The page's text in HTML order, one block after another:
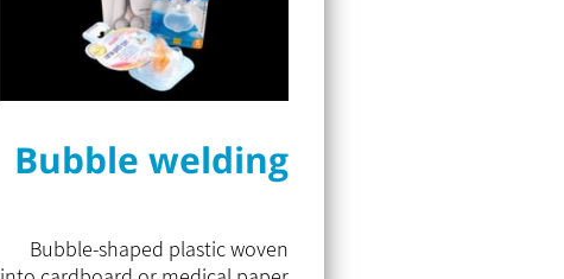
Bubble welding
Bubble-shaped plastic woven